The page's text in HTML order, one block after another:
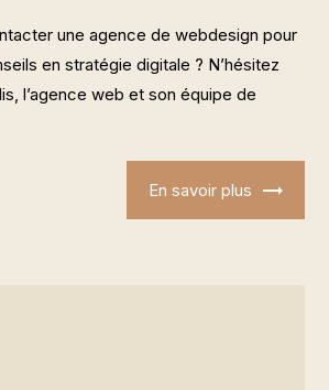
une agence de webdesign pour
en stratégie digitale ? N’hésitez
l’agence web et son équipe de
En savoir plus